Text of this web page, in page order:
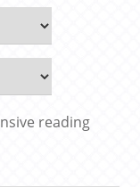
reading